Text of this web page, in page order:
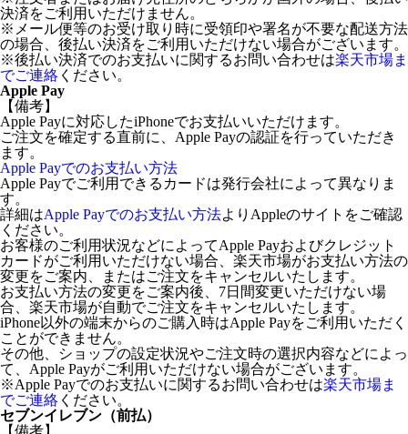
決済をご利用いただけません。
※メール便等のお受け取り時に受領印や署名が不要な配送方法
の場合、後払い決済をご利用いただけない場合がございます。
※後払い決済でのお支払いに関するお問い合わせは楽天市場ま
でご連絡 ください。
Apple Pay
【備考】
Apple Payに対応したiPhoneでお支払いいただけます。
ご注文を確定する直前に、Apple Payの認証を行っていただき
ます。
Apple Payでのお支払い方法
Apple Payでご利用できるカードは発行会社によって異なりま
す。
詳細はApple Payでのお支払い方法よりAppleのサイトをご確認
ください。
お客様のご利用状況などによってApple Payおよびクレジット
カードがご利用いただけない場合、楽天市場がお支払い方法の
変更をご案内、またはご注文をキャンセルいたします。
お支払い方法の変更をご案内後、7日間変更いただけない場
合、楽天市場が自動でご注文をキャンセルいたします。
iPhone以外の端末からのご購入時はApple Payをご利用いただく
ことができません。
その他、ショップの設定状況やご注文時の選択内容などによっ
て、Apple Payがご利用いただけない場合がございます。
※Apple Payでのお支払いに関するお問い合わせは楽天市場ま
でご連絡 ください。
セブンイレブン（前払）
【備考】